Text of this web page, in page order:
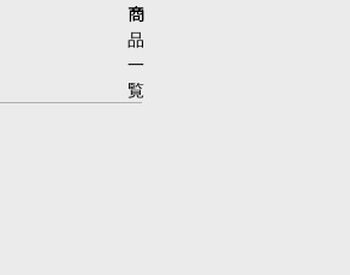
商
品
一
覧